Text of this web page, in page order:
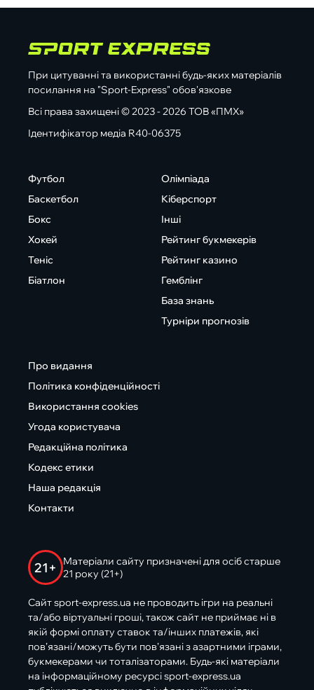
При цитуванні та використанні будь-яких матеріалів
посилання на "Sport-Express" обов'язкове
Всі права захищені © 2023 - 2026 ТОВ «ПМХ»
Ідентифікатор медіа R40-06375
Футбол
Баскетбол
Бокс
Хокей
Теніс
Біатлон
Олімпіада
Кіберспорт
Інші
Рейтинг букмекерів
Рейтинг казино
Гемблінг
База знань
Турніри прогнозів
Про видання
Політика конфіденційності
Використання cookies
Угода користувача
Редакційна політика
Кодекс етики
Наша редакція
Контакти
21+
Матеріали сайту призначені для осіб старше
21 року (21+)
Сайт sport-express.ua не проводить ігри на реальні
та/або віртуальні гроші, також сайт не приймає ні в
якій формі оплату ставок та/інших платежів, які
пов’язані/можуть бути пов’язані з азартними іграми,
букмекерами чи тоталізаторами. Будь-які матеріали
на інформаційному ресурсі sport-express.ua